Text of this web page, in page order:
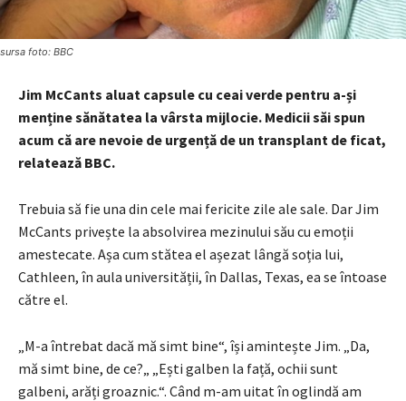
sursa foto: BBC
Jim McCants aluat capsule cu ceai verde pentru a-și
menține sănătatea la vârsta mijlocie. Medicii săi spun
acum că are nevoie de urgență de un transplant de ficat,
relatează BBC.
Trebuia să fie una din cele mai fericite zile ale sale. Dar Jim
McCants privește la absolvirea mezinului său cu emoții
amestecate. Așa cum stătea el așezat lângă soția lui,
Cathleen, în aula universității, în Dallas, Texas, ea se întoase
către el.
„M-a întrebat dacă mă simt bine“, își amintește Jim. „Da,
mă simt bine, de ce?„ „Ești galben la față, ochii sunt
galbeni, arăți groaznic.“. Când m-am uitat în oglindă am